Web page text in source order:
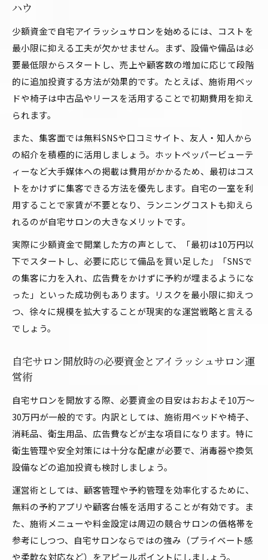
ハウ
少額資金で自宅アイラッシュサロンを始めるには、コストを
最小限に抑える工夫が欠かせません。まず、設備や備品は必
要最低限からスタートし、売上や顧客数の増加に応じて段階
的に追加投資する方法が効果的です。たとえば、施術用ベッ
ドや椅子は中古品やリースを活用することで初期費用を抑え
られます。
また、集客面では無料SNSや口コミサイト、友人・知人から
の紹介を積極的に活用しましょう。ホットペッパービューテ
ィーなど大手媒体への掲載は費用がかかるため、最初はコス
トをかけずに集客できる方法を優先します。自宅の一室を利
用することで家賃が不要となり、ランニングコストも抑えら
れるのが自宅サロンの大きなメリットです。
実際に少額資金で開業した方の声として、「最初は10万円以
下でスタートし、必要に応じて備品を買い足した」「SNSで
の集客に力を入れ、広告費をかけずに予約が埋まるようにな
った」といった成功例もあります。リスクを最小限に抑えつ
つ、徐々に規模を拡大することが現実的な運営戦略と言える
でしょう。
自宅サロン開放時の必要資金とアイラッシュサロン運
営術
自宅サロンを開放する際、必要資金の目安はおおよそ10万〜
30万円が一般的です。内訳としては、施術用ベッドや椅子、
消耗品、衛生用品、広告費などが主な項目になります。特に
衛生管理や安全対策には十分な配慮が必要で、消毒器や換気
設備などの追加投資も検討しましょう。
運営術としては、顧客管理や予約管理を効率化するために、
無料の予約アプリや顧客台帳を活用することが有効です。ま
た、施術メニューや料金設定は周辺の競合サロンの価格帯を
参考にしつつ、自宅サロンならではの強み（プライベート感
や柔軟な対応など）をアピールポイントにしましょう。